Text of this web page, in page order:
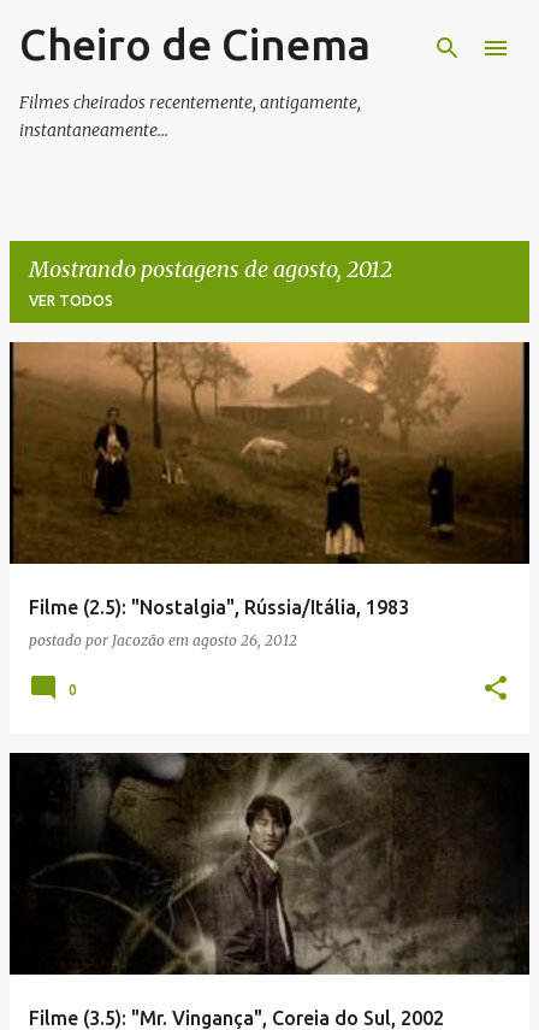
Pular para o conteúdo principal
Cheiro de Cinema
Filmes cheirados recentemente, antigamente,
instantaneamente...
Mostrando postagens de agosto, 2012
VER TODOS
P
Filme (2.5): "Nostalgia", Rússia/Itália, 1983
postado por Jacozão em agosto 26, 2012
0
Filme (3.5): "Mr. Vingança", Coreia do Sul, 2002